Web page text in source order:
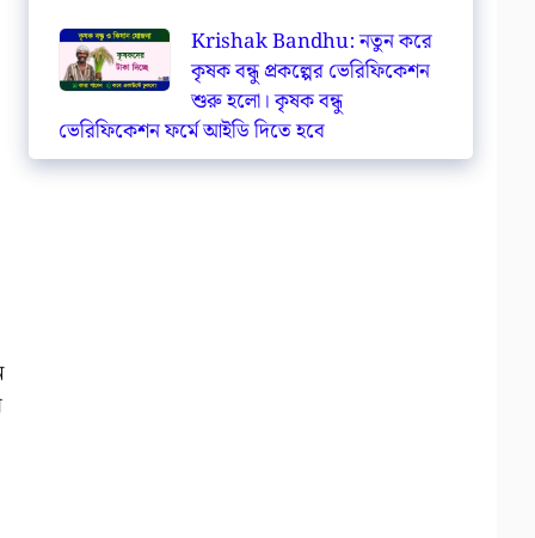
Krishak Bandhu: নতুন করে
কৃষক বন্ধু প্রকল্পের ভেরিফিকেশন
শুরু হলো। কৃষক বন্ধু
ভেরিফিকেশন ফর্মে আইডি দিতে হবে